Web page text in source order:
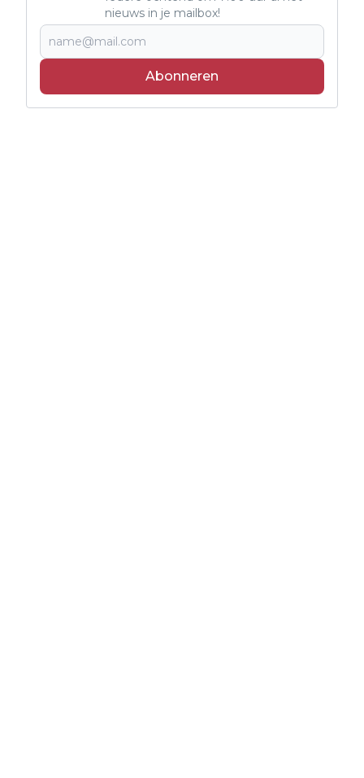
nieuws in je mailbox!
Abonneren